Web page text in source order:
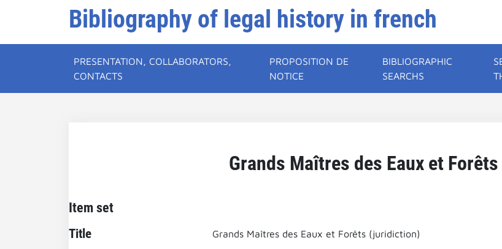
Bibliography of legal history in french
PRESENTATION, COLLABORATORS,
CONTACTS
PROPOSITION DE
NOTICE
BIBLIOGRAPHIC
SEARCHS
Grands Maîtres des Eaux et
Item set
Title Grands Maîtres des Eaux et Forêts (juridiction)